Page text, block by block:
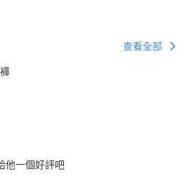
查看全部
他一個好評吧